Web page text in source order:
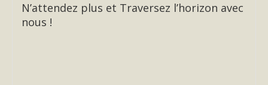
N’attendez plus et Traversez l’horizon avec
nous !